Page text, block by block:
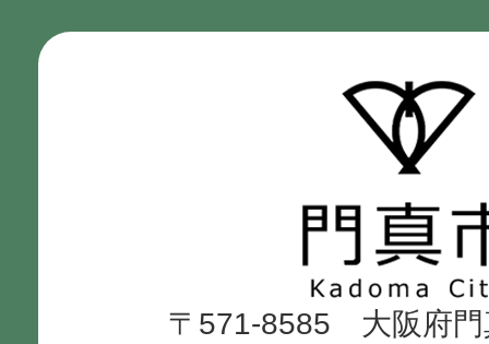
市
Kadoma
City
〒571-8585 大阪府門